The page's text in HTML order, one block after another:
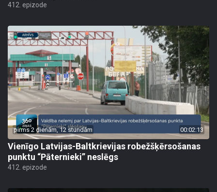
412. epizode
pirms 2 dienām, 12 stundām 00:02:13
Vienīgo Latvijas-Baltkrievijas robežšķērsošanas
punktu “Pāternieki” neslēgs
412. epizode